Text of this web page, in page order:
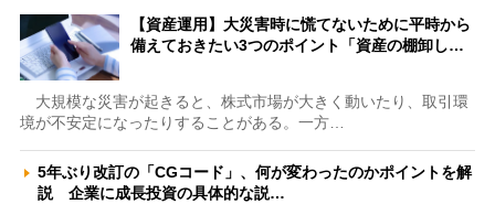
【資産運用】大災害時に慌てないために平時から
備えておきたい3つのポイント「資産の棚卸し…
大規模な災害が起きると、株式市場が大きく動いたり、取引環
境が不安定になったりすることがある。一方…
5年ぶり改訂の「CGコード」、何が変わったのかポイントを解
説 企業に成長投資の具体的な説…